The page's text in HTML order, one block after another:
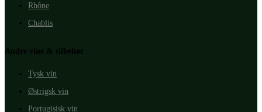
Rhône
Chablis
Andre vine & tilbehør
Tysk vin
Østrigsk vin
Portugisisk vin